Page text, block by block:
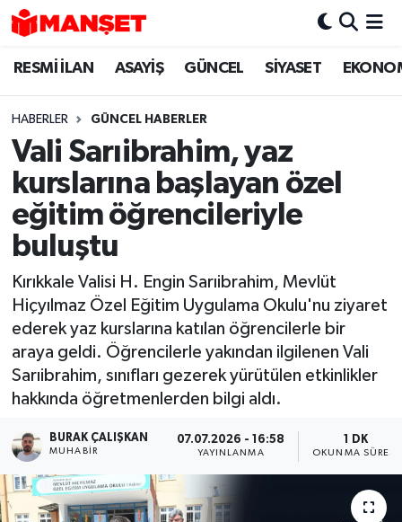
RESMİ İLAN ASAYİŞ GÜNCEL SİYASET
HABERLER GÜNCEL HABERLER
Vali Sarıibrahim, yaz
kurslarına başlayan özel
eğitim öğrencileriyle
buluştu
Kırıkkale Valisi H. Engin Sarıibrahim, Mevlüt
Hiçyılmaz Özel Eğitim Uygulama Okulu'nu ziyaret
ederek yaz kurslarına katılan öğrencilerle bir
araya geldi. Öğrencilerle yakından ilgilenen Vali
Sarıibrahim, sınıfları gezerek yürütülen etkinlikler
hakkında öğretmenlerden bilgi aldı.
BURAK ÇALIŞKAN
MUHABIR
07.07.2026 - 16:58
YAYINLANMA
1 DK
OKUNMA SÜRESI
Hava Durumu
Trafik Durumu
Süper Lig Puan Durumu ve Fikstür
Tüm Manşetler
Son Dakika Haberleri
Haber Arşivi